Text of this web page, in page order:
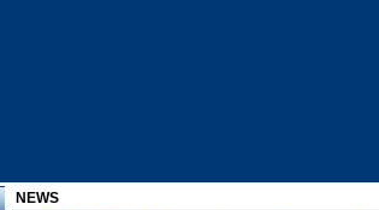
NEWS